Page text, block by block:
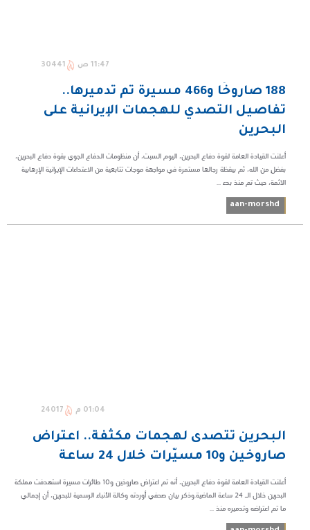
11:47 ص 30441
188 صاروخًا و466 مسيرة تم تدميرها..
تفاصيل التصدي للهجمات الإيرانية على
البحرين
أعلنت القيادة العامة لقوة دفاع البحرين، اليوم السبت، أن منظومات الدفاع الجوي بقوة دفاع البحرين،
بفضلٍ من الله، ثم بيقظة رجالها مستمرة في مواجهة موجات تتابعية من الاعتداءات الإيرانية الإرهابية
الآثمة، حيث تم منذ بدء ...
aan-morshd
01:04 م 24017
البحرين تتصدى لهجمات مكثفة.. اعتراض
صاروخين و10 مسيّرات خلال 24 ساعة
أعلنت القيادة العامة لقوة دفاع البحرين، أنه تم اعتراض صاروخين و10 طائرات مسيرة استهدفت مملكة
البحرين خلال الـ 24 ساعة الماضية.وذكر بيان صحفي أوردته وكالة الأنباء الرسمية للبحرين، أن إجمالي
ما تم اعتراضه وتدميره منذ ...